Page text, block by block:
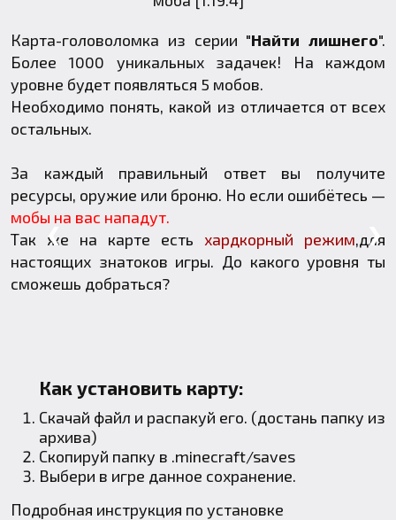
Карта-головоломка из серии "Найти лишнего".
Более 1000 уникальных задачек! На каждом
уровне будет появляться 5 мобов.
Необходимо понять, какой из отличается от всех
остальных.
За каждый правильный ответ вы получите
ресурсы, оружие или броню. Но если ошибётесь —
мобы на вас нападут.
Так же на карте есть хардкорный режим,для
настоящих знатоков игры. До какого уровня ты
сможешь добраться?
Как установить карту:
Скачай файл и распакуй его. (достань папку из
архива)
Скопируй папку в .minecraft/saves
Выбери в игре данное сохранение.
Подробная инструкция по установке
❮ ❯